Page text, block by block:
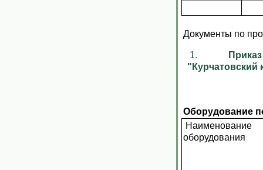
Документы по
"Курчатовский
Оборудование
Наименование
оборудования